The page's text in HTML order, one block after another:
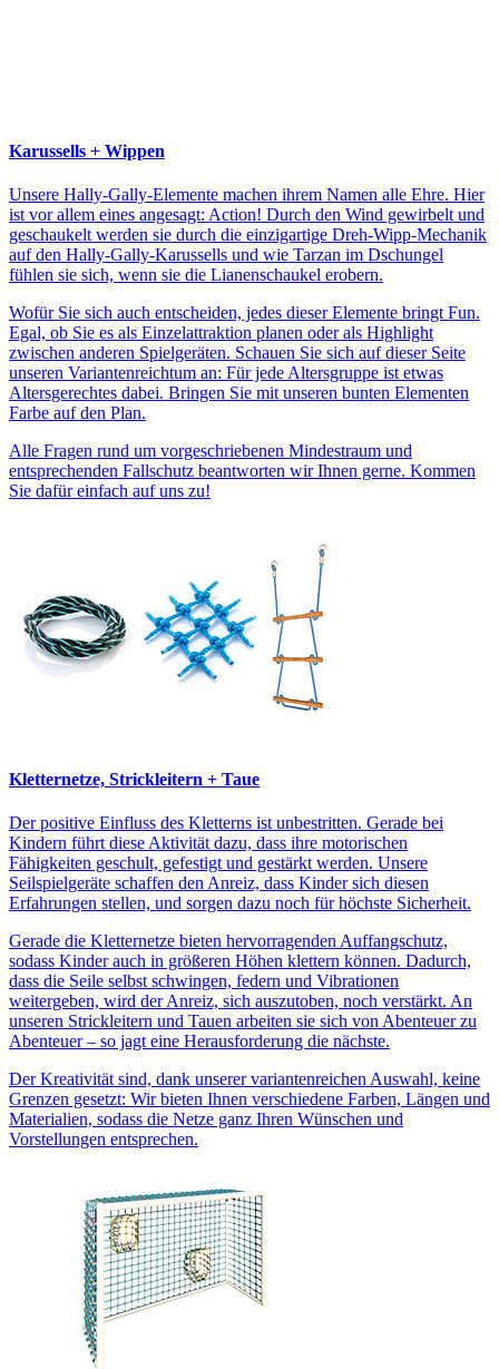
Karussells + Wippen
Unsere Hally-Gally-Elemente machen ihrem Namen alle Ehre. Hier
ist vor allem eines angesagt: Action! Durch den Wind gewirbelt und
geschaukelt werden sie durch die einzigartige Dreh-Wipp-Mechanik
auf den Hally-Gally-Karussells und wie Tarzan im Dschungel
fühlen sie sich, wenn sie die Lianenschaukel erobern.
Wofür Sie sich auch entscheiden, jedes dieser Elemente bringt Fun.
Egal, ob Sie es als Einzelattraktion planen oder als Highlight
zwischen anderen Spielgeräten. Schauen Sie sich auf dieser Seite
unseren Variantenreichtum an: Für jede Altersgruppe ist etwas
Altersgerechtes dabei. Bringen Sie mit unseren bunten Elementen
Farbe auf den Plan.
Alle Fragen rund um vorgeschriebenen Mindestraum und
entsprechenden Fallschutz beantworten wir Ihnen gerne. Kommen
Sie dafür einfach auf uns zu!
Kletternetze, Strickleitern + Taue
Der positive Einfluss des Kletterns ist unbestritten. Gerade bei
Kindern führt diese Aktivität dazu, dass ihre motorischen
Fähigkeiten geschult, gefestigt und gestärkt werden. Unsere
Seilspielgeräte schaffen den Anreiz, dass Kinder sich diesen
Erfahrungen stellen, und sorgen dazu noch für höchste Sicherheit.
Gerade die Kletternetze bieten hervorragenden Auffangschutz,
sodass Kinder auch in größeren Höhen klettern können. Dadurch,
dass die Seile selbst schwingen, federn und Vibrationen
weitergeben, wird der Anreiz, sich auszutoben, noch verstärkt. An
unseren Strickleitern und Tauen arbeiten sie sich von Abenteuer zu
Abenteuer – so jagt eine Herausforderung die nächste.
Der Kreativität sind, dank unserer variantenreichen Auswahl, keine
Grenzen gesetzt: Wir bieten Ihnen verschiedene Farben, Längen und
Materialien, sodass die Netze ganz Ihren Wünschen und
Vorstellungen entsprechen.